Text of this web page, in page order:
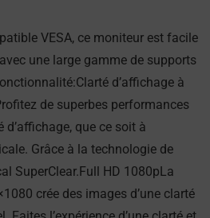
VESA, ce moniteur est facile
une large gamme de supports
d’affichage à
de superbes performances
d’affichage, que ce soit à
Grâce à la technologie de
SuperClear.Full HD 1080pLa
crée des images d’une clarté